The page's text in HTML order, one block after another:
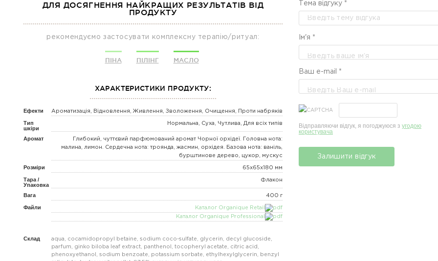
ДЛЯ ДОСЯГНЕННЯ НАЙКРАЩИХ РЕЗУЛЬТАТІВ ВІД
ПРОДУКТУ
рекомендуємо застосувати комплексну терапію/ритуал:
ПІНА ПІЛІНГ МАСЛО
ХАРАКТЕРИСТИКИ ПРОДУКТУ:
Ефекти Ароматизація, Відновлення, Живлення, Зволоження, Очищення, Проти набряків
Тип
шкіри
Нормальна, Суха, Чутлива, Для всіх типів
Аромат
Глибокий, чуттєвий парфюмований аромат Чорної орхідеї. Головна нота:
малина, лимон. Сердечна нота: троянда, жасмин, орхідея. Базова нота: ваніль,
бурштинове дерево, цукор, мускус
Розміри 65x65x180 мм
Тара /
Упаковка
Флакон
Вага 400 г
Файли
Каталог Organique Retail
Каталог Organique Professional
Склад
aqua, cocamidopropyl betaine, sodium coco-sulfate, glycerin, decyl glucoside,
parfum, ginko biloba leaf extract, panthenol, tocopheryl acetate, citric acid,
phenoxyethanol, sodium benzoate, potassium sorbate, ethylhexylglycerin, benzyl
Дарія Борщевська
Дуже сподобалось
Світлана Вітвіцька
демократична ціна
Приємний запах
Тема відгуку *
Ім'я *
Ваш e-mail *
Відправляючи відгук, я погоджуюся з угодою
користувача
Залишити відгук